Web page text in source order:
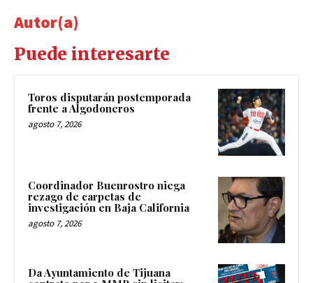
Autor(a)
Puede interesarte
Toros disputarán postemporada
frente a Algodoneros
agosto 7, 2026
Coordinador Buenrostro niega
rezago de carpetas de
investigación en Baja California
agosto 7, 2026
Da Ayuntamiento de Tijuana